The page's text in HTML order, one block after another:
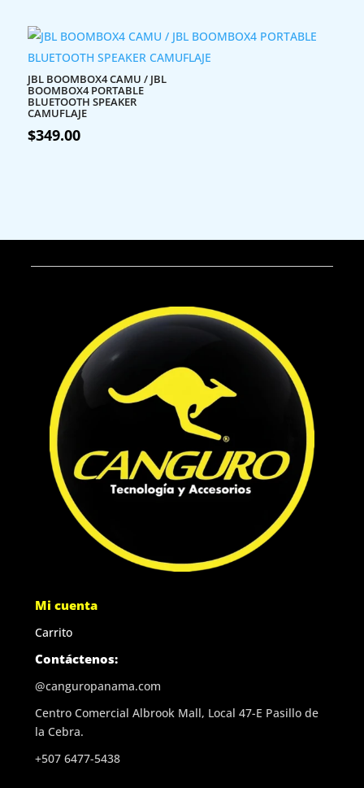
JBL BOOMBOX4 CAMU / JBL
BOOMBOX4 PORTABLE
BLUETOOTH SPEAKER
CAMUFLAJE
$349.00
Mi cuenta
Carrito
Contáctenos:
@canguropanama.com
Centro Comercial Albrook Mall, Local 47-E Pasillo de
la Cebra.
+507 6477-5438